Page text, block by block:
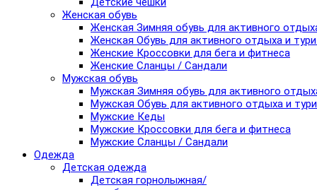
Женская обувь
Женская Зимняя обувь для активного
Женская Обувь для активного отдыха и
Женские Кроссовки для бега и фитнеса
Женские Сланцы / Сандали
Мужская обувь
Мужская Зимняя обувь для активного
Мужская Обувь для активного отдыха и
Мужские Кеды
Мужские Кроссовки для бега и фитнеса
Мужские Сланцы / Сандали
Одежда
Детская одежда
Детская горнолыжная/